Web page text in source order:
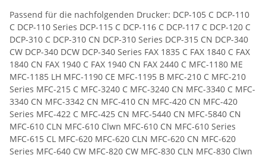
Passend für die nachfolgenden Drucker: DCP-105 C DCP-110
C DCP-110 Series DCP-115 C DCP-116 C DCP-117 C DCP-120 C
DCP-310 C DCP-310 CN DCP-310 Series DCP-315 CN DCP-340
CW DCP-340 DCW DCP-340 Series FAX 1835 C FAX 1840 C FAX
1840 CN FAX 1940 C FAX 1940 CN FAX 2440 C MFC-1180 ME
MFC-1185 LH MFC-1190 CE MFC-1195 B MFC-210 C MFC-210
Series MFC-215 C MFC-3240 C MFC-3240 CN MFC-3340 C MFC-
3340 CN MFC-3342 CN MFC-410 CN MFC-420 CN MFC-420
Series MFC-422 C MFC-425 CN MFC-5440 CN MFC-5840 CN
MFC-610 CLN MFC-610 Clwn MFC-610 CN MFC-610 Series
MFC-615 CL MFC-620 MFC-620 CLN MFC-620 CN MFC-620
Series MFC-640 CW MFC-820 CW MFC-830 CLN MFC-830 Clwn